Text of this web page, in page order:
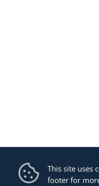
This site uses
footer for